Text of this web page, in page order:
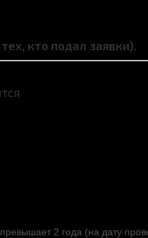
кто подал заявки).
2 года (на дату